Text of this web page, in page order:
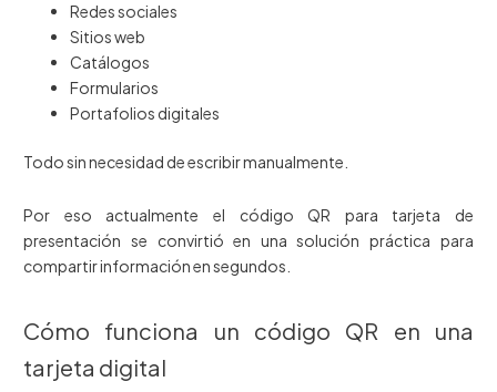
Redes sociales
Sitios web
Catálogos
Formularios
Portafolios digitales
Todo sin necesidad de escribir manualmente.
Por eso actualmente el código QR para tarjeta de
presentación se convirtió en una solución práctica para
compartir información en segundos.
Cómo funciona un código QR en una
tarjeta digital